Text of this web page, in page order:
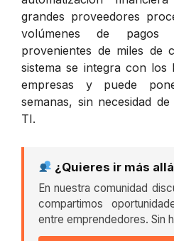
grandes proveedores
volúmenes de
provenientes de miles de
sistema se integra con los
empresas y puede
semanas, sin necesidad
TI.
¿Quieres ir más
En nuestra comunidad
compartimos
entre emprendedores. Sin